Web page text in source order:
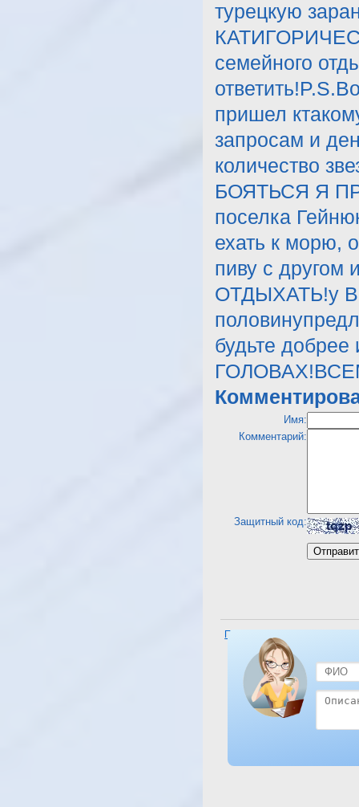
турецкую
семейного
пришел
запросам и
количество
БОЯТЬСЯ Я
поселка
ехать к морю,
пиву с другом
ОТДЫХАТЬ!у
будьте
Имя:
Комментарий:
Защитный код:
Посмотреть отель Sunrise